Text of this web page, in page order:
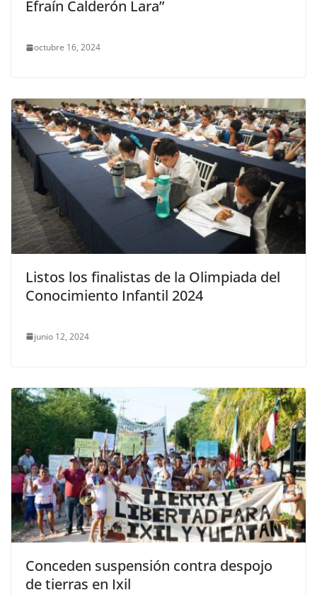
Efraín Calderón Lara”
octubre 16, 2024
Listos los finalistas de la Olimpiada del
Conocimiento Infantil 2024
junio 12, 2024
Conceden suspensión contra despojo
de tierras en Ixil